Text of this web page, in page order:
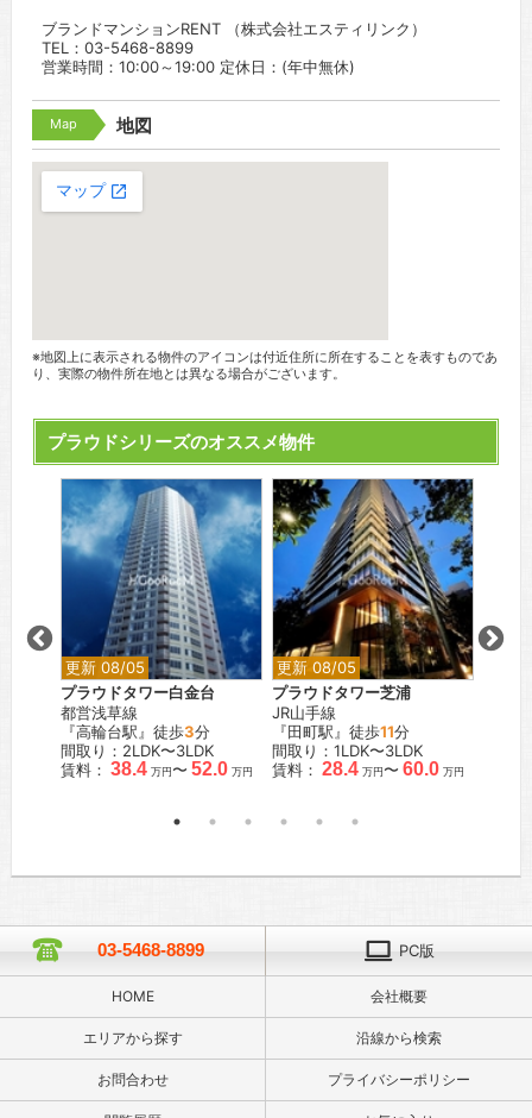
ブランドマンションRENT （株式会社エスティリンク）
TEL：03-5468-8899
営業時間：10:00～19:00 定休日：(年中無休)
Map 地図
※地図上に表示される物件のアイコンは付近住所に所在することを表すものであ
り、実際の物件所在地とは異なる場合がございます。
プラウドシリーズのオススメ物件
更新 08/05
プラウドタワー白金台
都営浅草線
『高輪台駅』徒歩3分
間取り：2LDK〜3LDK
賃料： 38.4 万円〜 52.0 万円
更新 08/05
プラウドタワー芝浦
JR山手線
『田町駅』徒歩11分
間取り：1LDK〜3LDK
賃料： 28.4 万円〜 60.0 万円
03-5468-8899 PC版
HOME 会社概要
エリアから探す 沿線から検索
お問合わせ プライバシーポリシー